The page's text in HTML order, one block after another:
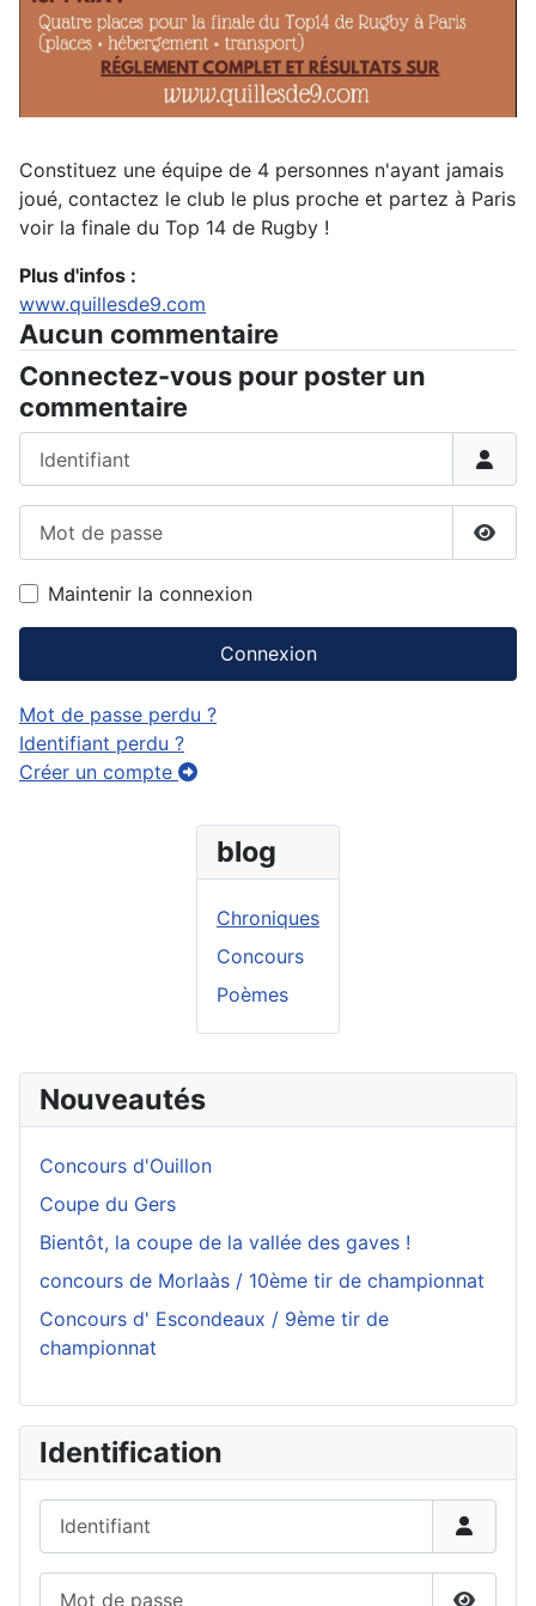
Nouveautés
Concours d'Ouillon
Coupe du Gers
Bientôt, la coupe de la vallée des gaves !
concours de Morlaàs / 10ème tir de championnat
Concours d' Escondeaux / 9ème tir de
championnat
Identification
Constituez une équipe de 4 personnes n'ayant jamais
joué, contactez le club le plus proche et partez à Paris
voir la finale du Top 14 de Rugby !
Plus d'infos :
www.quillesde9.com
Aucun commentaire
Connectez-vous pour poster un
commentaire
Maintenir la connexion
Connexion
Mot de passe perdu ?
Identifiant perdu ?
Créer un compte
blog
Chroniques
Concours
Poèmes